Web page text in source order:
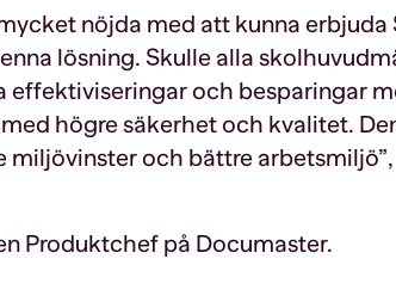
nöjda med att kunna
lösning. Skulle alla
effektiviseringar och besparingar
högre säkerhet och kvalitet.
miljövinster och bättre arbetsmiljö”,
Produktchef på Documaster.